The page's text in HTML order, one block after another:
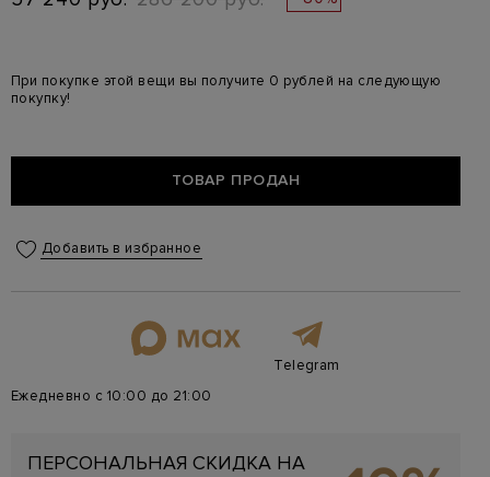
При покупке этой вещи вы получите 0 рублей на следующую
покупку!
ТОВАР ПРОДАН
Добавить в избранное
Telegram
Ежедневно с 10:00 до 21:00
ПЕРСОНАЛЬНАЯ СКИДКА НА